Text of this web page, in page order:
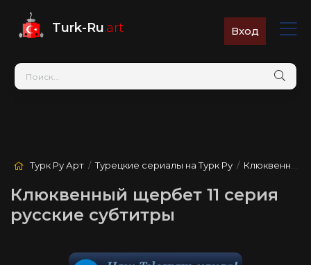
Turk-Ru.art Вход
Турк Ру Арт /Турецкие сериалы на Турк Ру / Клюквенный щербет
Клюквенный щербет 11 серия
русские субтитры